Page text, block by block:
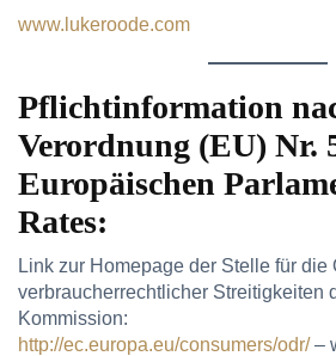
www.lukeroode.com
Pflichtinformation
Verordnung (EU) Nr.
Europäischen
Rates:
Link zur Homepage der Stelle für
verbraucherrechtlicher Streitigkeiten
Kommission:
http://ec.europa.eu/consumers/odr/–